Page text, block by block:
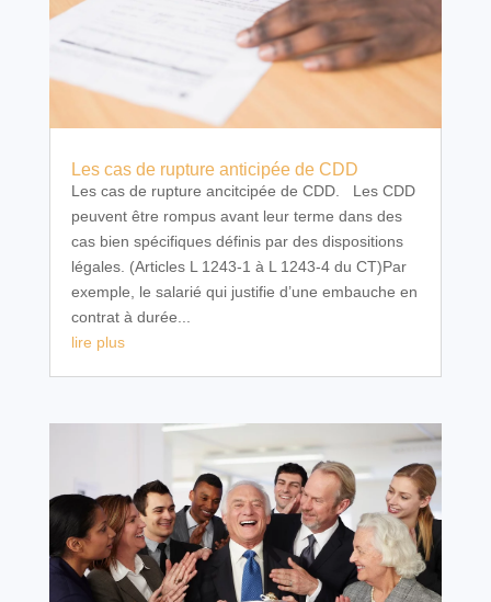
Les cas de rupture anticipée de CDD
Les cas de rupture ancitcipée de CDD. Les CDD
peuvent être rompus avant leur terme dans des
cas bien spécifiques définis par des dispositions
légales. (Articles L 1243-1 à L 1243-4 du CT)Par
exemple, le salarié qui justifie d’une embauche en
contrat à durée...
lire plus